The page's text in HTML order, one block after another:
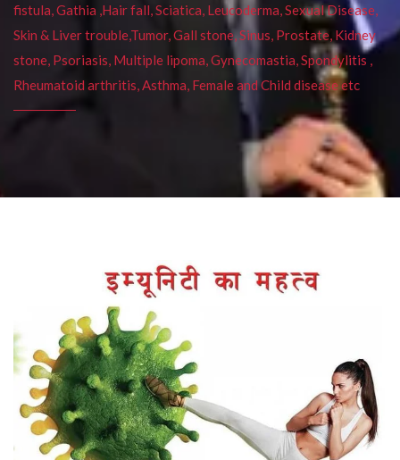
fistula, Gathia ,Hair fall, Sciatica, Leucoderma, Sexual Disease,
Skin & Liver trouble,Tumor, Gall stone, Sinus, Prostate, Kidney
stone, Psoriasis, Multiple lipoma, Gynecomastia, Spondylitis ,
Rheumatoid arthritis, Asthma, Female and Child disease etc